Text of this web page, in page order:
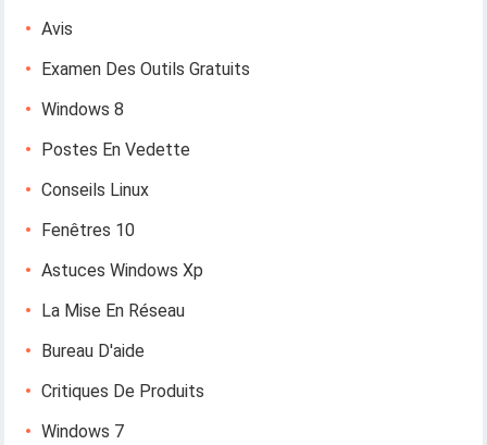
Avis
Examen Des Outils Gratuits
Windows 8
Postes En Vedette
Conseils Linux
Fenêtres 10
Astuces Windows Xp
La Mise En Réseau
Bureau D'aide
Critiques De Produits
Windows 7